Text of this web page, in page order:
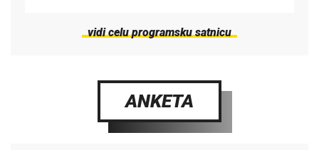
vidi celu programsku satnicu
ANKETA